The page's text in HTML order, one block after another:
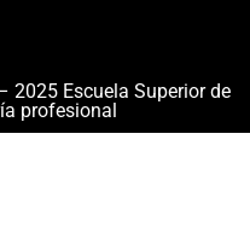
2025 Escuela Superior de
profesional